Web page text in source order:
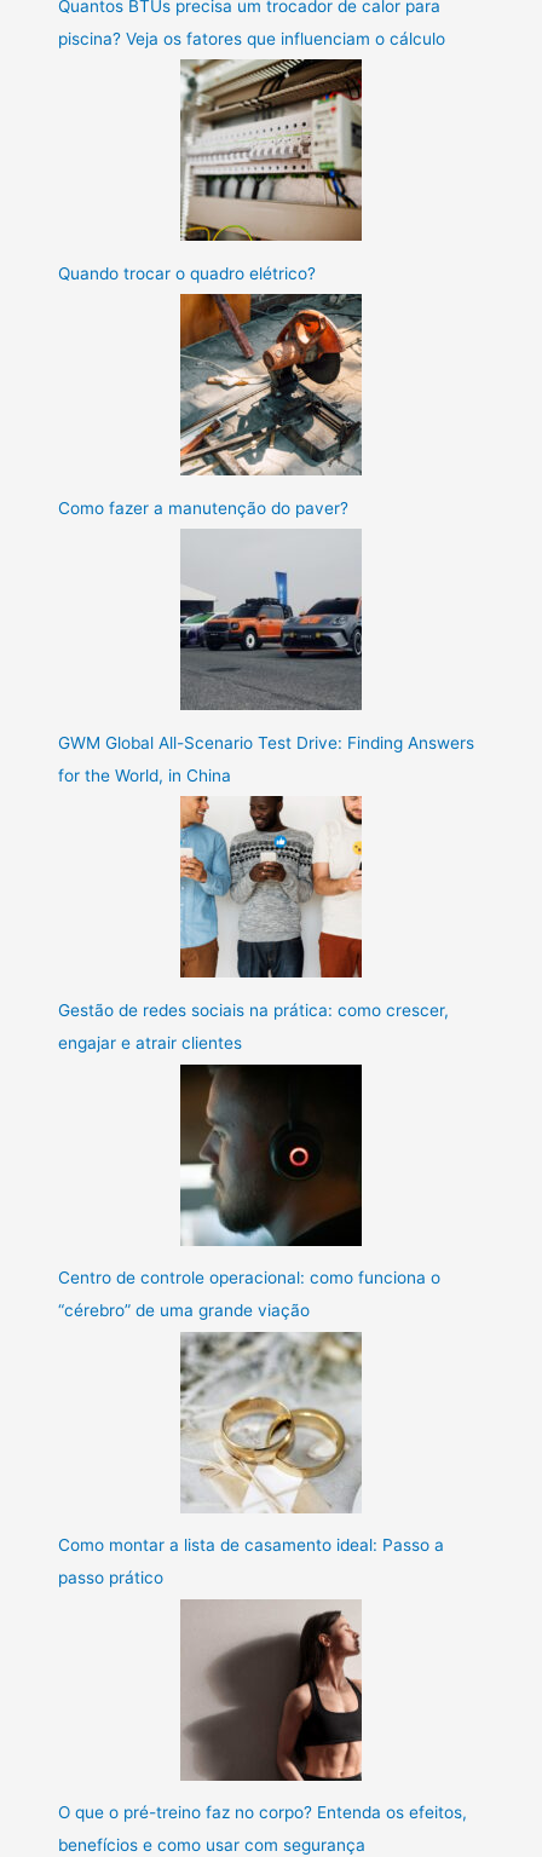
Quantos BTUs precisa um trocador de calor para
piscina? Veja os fatores que influenciam o cálculo
Quando trocar o quadro elétrico?
Como fazer a manutenção do paver?
GWM Global All-Scenario Test Drive: Finding Answers
for the World, in China
Gestão de redes sociais na prática: como crescer,
engajar e atrair clientes
Centro de controle operacional: como funciona o
“cérebro” de uma grande viação
Como montar a lista de casamento ideal: Passo a
passo prático
O que o pré-treino faz no corpo? Entenda os efeitos,
benefícios e como usar com segurança